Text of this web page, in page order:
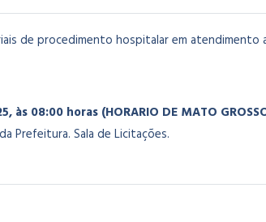
de procedimento hospitalar em atendimento
às 08:00 horas (HORARIO DE MATO
Prefeitura. Sala de Licitações.